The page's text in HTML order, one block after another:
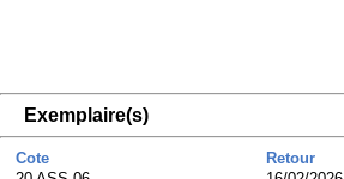
Exemplaire(s)
Cote
Retour